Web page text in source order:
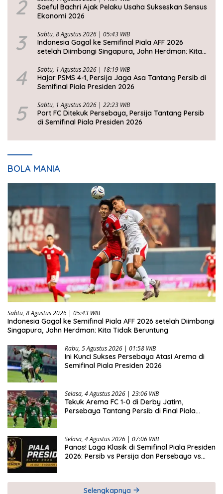
2
Saeful Bachri Ajak Pelaku Usaha Sukseskan Sensus
Ekonomi 2026
3 Sabtu, 8 Agustus 2026 | 05:43 WIB
Indonesia Gagal ke Semifinal Piala AFF 2026
setelah Diimbangi Singapura, John Herdman: Kita
4 Sabtu, 1 Agustus 2026 | 18:19 WIB
Hajar PSMS 4-1, Persija Jaga Asa Tantang Persib di
Semifinal Piala Presiden 2026
5 Sabtu, 1 Agustus 2026 | 22:23 WIB
Port FC Ditekuk Persebaya, Persija Tantang Persib
di Semifinal Piala Presiden 2026
BOLA MANIA
Sabtu, 8 Agustus 2026 | 05:43 WIB
Indonesia Gagal ke Semifinal Piala AFF 2026 setelah Diimbangi
Singapura, John Herdman: Kita Tidak Beruntung
Rabu, 5 Agustus 2026 | 01:58 WIB
Ini Kunci Sukses Persebaya Atasi Arema di
Semifinal Piala Presiden 2026
Selasa, 4 Agustus 2026 | 23:06 WIB
Tekuk Arema FC 1-0 di Derby Jatim,
Persebaya Tantang Persib di Final Piala
Selasa, 4 Agustus 2026 | 07:06 WIB
Panas! Laga Klasik di Semifinal Piala Presiden
2026: Persib vs Persija dan Persebaya vs
Selengkapnya